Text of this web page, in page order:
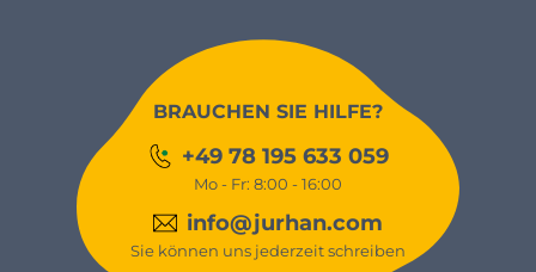
BRAUCHEN SIE HILFE?
+49 78 195 633 059
Mo - Fr: 8:00 - 16:00
info@jurhan.com
Sie können uns jederzeit schreiben